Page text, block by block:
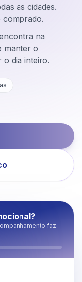
as cidades.
comprado.
na
manter o
o dia inteiro.
faz